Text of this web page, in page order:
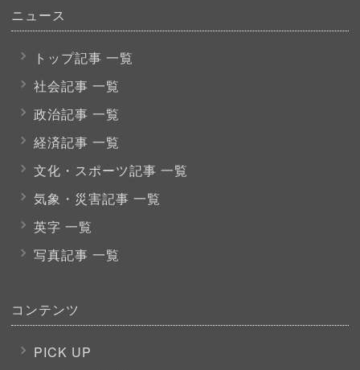
ニュース
トップ記事 一覧
社会記事 一覧
政治記事 一覧
経済記事 一覧
文化・スポーツ記事 一覧
気象・災害記事 一覧
英字 一覧
写真記事 一覧
コンテンツ
PICK UP